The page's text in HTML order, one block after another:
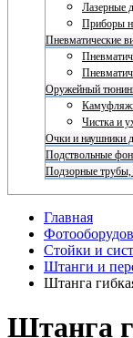
Лазерные
Приборы
Пневматические
Оружейный
Чистка и
Очки и наушники
Подствольные
Подзорные трубы,
Главная
Стойки и
Штанги и
Штанга
Штанга